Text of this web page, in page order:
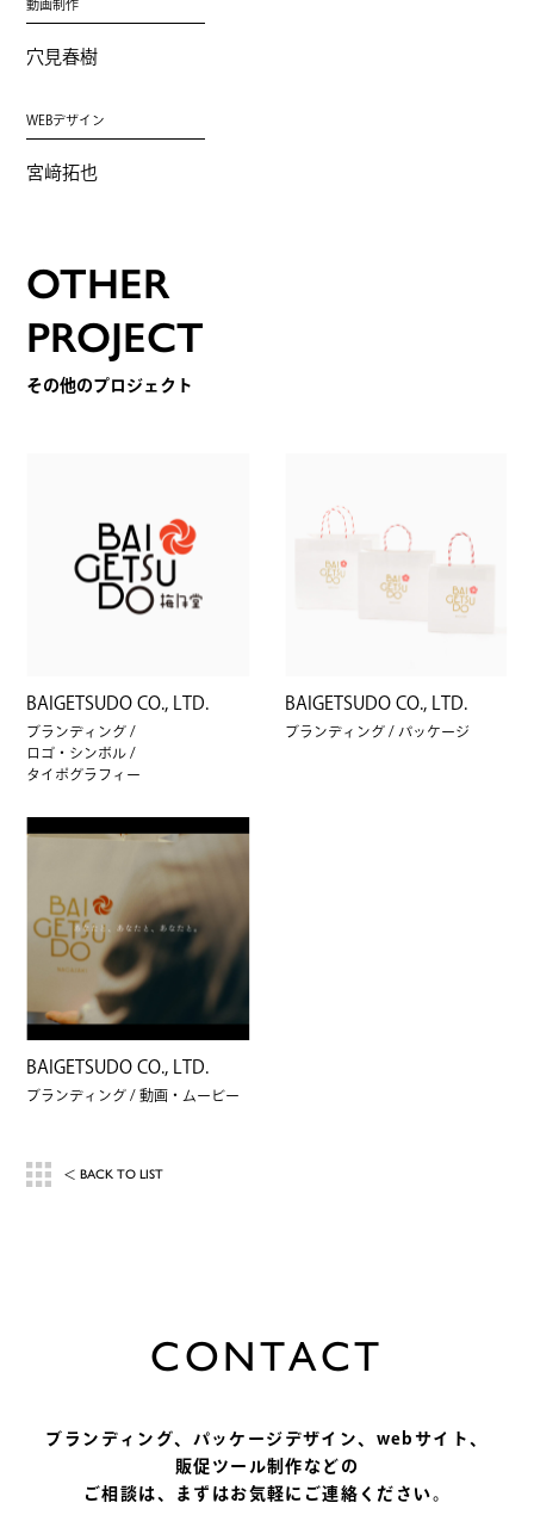
動画制作
穴見春樹
WEBデザイン
宮﨑拓也
OTHER
PROJECT
その他のプロジェクト
BAIGETSUDO CO., LTD.
ブランディング
ロゴ・シンボル
タイポグラフィー
BAIGETSUDO CO., LTD.
ブランディング パッケージ
BAIGETSUDO CO., LTD.
ブランディング 動画・ムービー
＜ BACK TO LIST
CONTACT
ブランディング、パッケージデザイン、 webサイト、
販促ツール制作などの
ご相談は、まずはお気軽にご連絡ください。